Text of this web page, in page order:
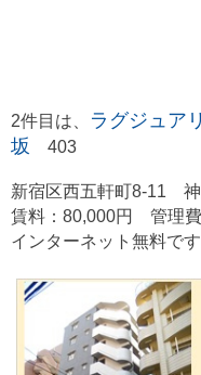
2件目は、
ラグジュア
坂
403
新宿区西五軒町8-11
賃料：80,000円 管理費
インターネット無料で